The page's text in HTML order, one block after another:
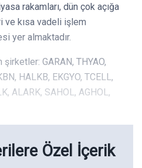
rakamları, dün çok açığa
ve kısa vadeli işlem
yer almaktadır.
GARAN, THYAO,
HALKB, EKGYO, TCELL,
ALARK, SAHOL, AGHOL,
Özel İçerik